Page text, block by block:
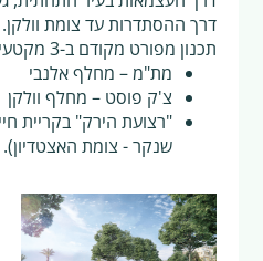
דרך ההסתדרות עד צומת וולקן.
תכנון מפורט מקודם ב-3 מקטעים:
מת"מ – מחלף אלנבי
צ'ק פוסט – מחלף וולקן
"רצועת הירק" בקריית
שנקר - צומת האצטדיון).